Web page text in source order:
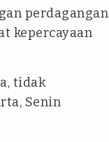
perdagangan
kepercayaan
tidak
Senin